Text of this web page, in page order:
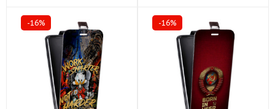
-16% -16%